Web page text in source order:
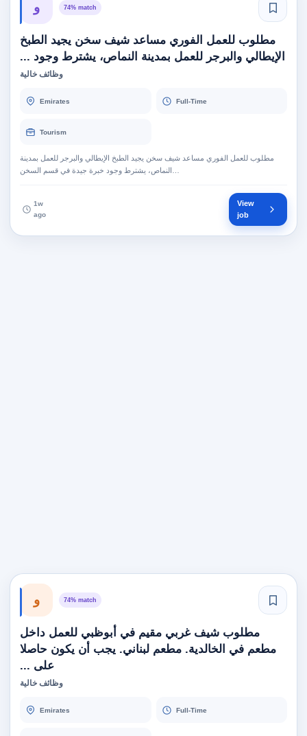
و 74% match
مطلوب للعمل الفوري مساعد شيف سخن يجيد الطبخ
الإيطالي والبرجر للعمل بمدينة النماص، يشترط وجود ...
وظائف خالية
Emirates Full-Time
Tourism
مطلوب للعمل الفوري مساعد شيف سخن يجيد الطبخ الإيطالي والبرجر للعمل بمدينة
1w
ago
View
job
و 74% match
مطلوب شيف غربي مقيم في أبوظبي للعمل داخل
مطعم في الخالدية. مطعم لبناني. يجب أن يكون حاصلا
على ...
وظائف خالية
Emirates Full-Time